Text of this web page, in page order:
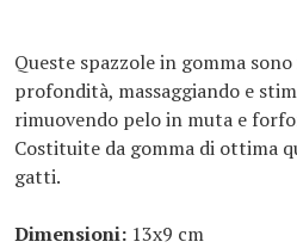
Queste spazzole in gomma
profondità, massaggiando e
rimuovendo pelo in muta e
Costituite da gomma di ottima
gatti.
Dimensioni: 13x9 cm